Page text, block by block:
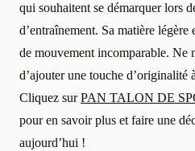
qui souhaitent se démarquer lors
d’entraînement. Sa matière
de mouvement incomparable. Ne
d’ajouter une touche d’originalité
Cliquez surPAN TALON DE
pour en savoir plus et faire une
aujourd’hui !